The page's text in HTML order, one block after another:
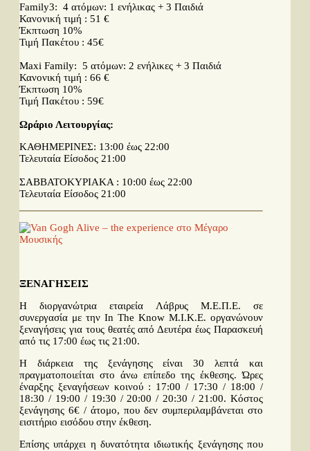
Family3: 4 ατόμων: 1 ενήλικας + 3 Παιδιά
Κανονική τιμή : 51 €
Έκπτωση 10%
Τιμή Πακέτου : 45€
Maxi Family: 5 ατόμων: 2 ενήλικες + 3 Παιδιά
Κανονική τιμή : 66 €
Έκπτωση 10%
Τιμή Πακέτου : 59€
Ωράριο Λειτουργίας:
ΚΑΘΗΜΕΡΙΝΕΣ: 13:00 έως 22:00
Τελευταία Είσοδος 21:00
ΣΑΒΒΑΤΟΚΥΡΙΑΚΑ : 10:00 έως 22:00
Τελευταία Είσοδος 21:00
ΞΕΝΑΓΗΣΕΙΣ
Η διοργανώτρια εταιρεία Λάβρυς Μ.Ε.Π.Ε. σε
συνεργασία με την In The Know Μ.Ι.Κ.Ε. οργανώνουν
ξεναγήσεις για τους θεατές από Δευτέρα έως Παρασκευή
από τις 17:00 έως τις 21:00.
Η διάρκεια της ξενάγησης είναι 30 λεπτά και
πραγματοποιείται στο άνω επίπεδο της έκθεσης. Ώρες
έναρξης ξεναγήσεων κοινού : 17:00 / 17:30 / 18:00 /
18:30 / 19:00 / 19:30 / 20:00 / 20:30 / 21:00. Κόστος
ξενάγησης 6€ / άτομο, που δεν συμπεριλαμβάνεται στο
εισιτήριο εισόδου στην έκθεση.
Επίσης υπάρχει η δυνατότητα ιδιωτικής ξενάγησης που